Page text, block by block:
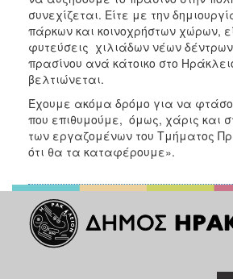
συνεχίζεται. Είτε με την
πάρκων και κοινοχρήστων χώρων,
φυτεύσεις χιλιάδων νέων
πρασίνου ανά κάτοικο στο
βελτιώνεται.
Έχουμε ακόμα δρόμο για να
που επιθυμούμε, όμως, χάρις και
των εργαζομένων του Τμήματος
ότι θα τα καταφέρουμε».